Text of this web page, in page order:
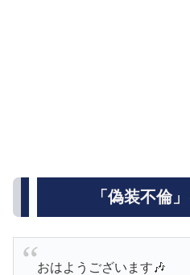
「偽装不倫
おはようございます🎶